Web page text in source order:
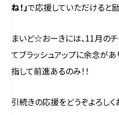
ね！」で応援していただけると
まいど☆おーきには、11月の
てブラッシュアップに余念があ
指して前進あるのみ！！
引続きの応援をどうぞよろしく